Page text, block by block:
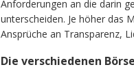
Anforderungen an die darin
unterscheiden. Je höher das
Ansprüche an Transparenz,
Die verschiedenen